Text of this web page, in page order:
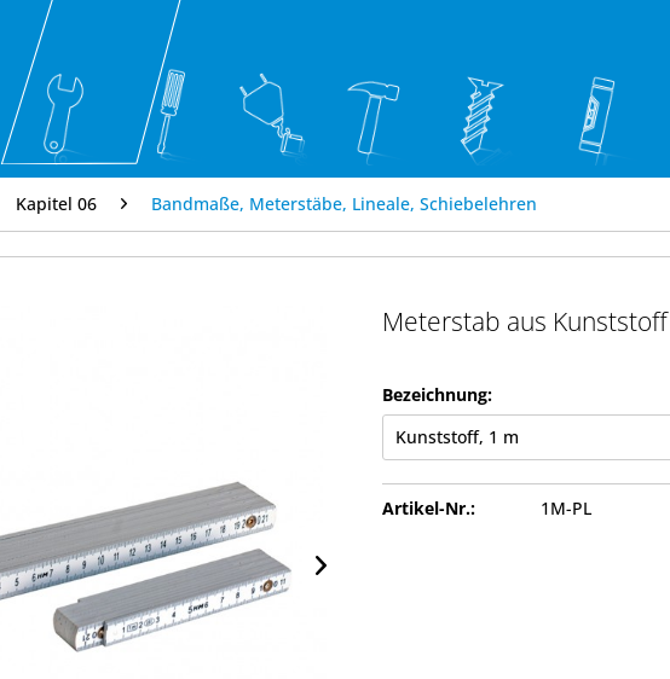
Kapitel 06 Bandmaße, Meterstäbe, Lineale, Schiebelehren
Meterstab aus Kunststoff
Bezeichnung:
Artikel-Nr.: 1M-PL